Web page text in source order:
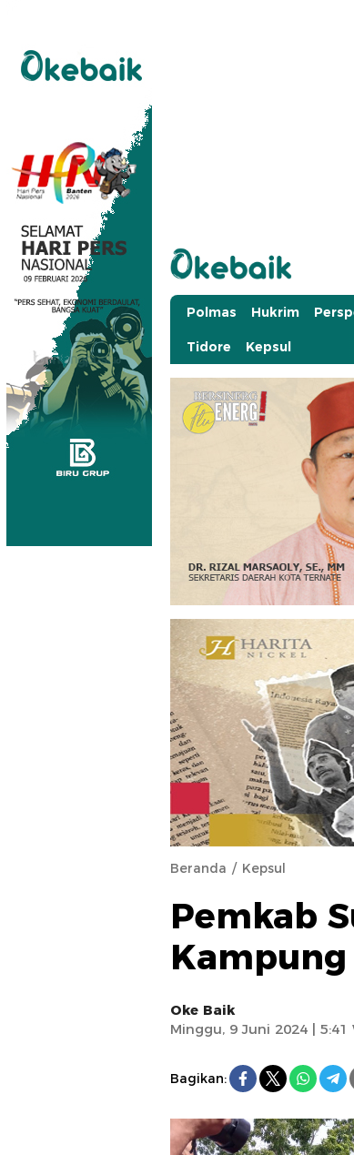
Okebaik.id
Baiknya Dibaca
Polmas Hukrim
Tidore Kepsul
Beranda Kepsul
Pemkab
Oke Baik
Minggu, 9 Juni 2024 | 5:41
Bagikan: